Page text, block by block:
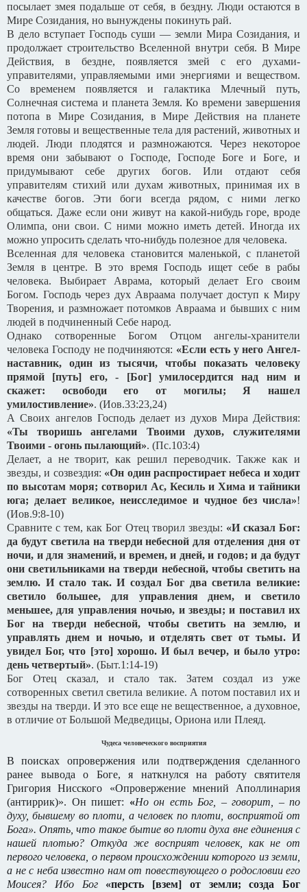
посылает змея подальше от себя, в бездну. Люди остаются в
Мире Созидания, но вынуждены покинуть рай.
В дело вступает Господь суши — земли Мира Созидания, и
продолжает строительство Вселенной внутри себя. В Мире
Действия, в бездне, появляется змей с его духами-
управителями, управляемыми ими энергиями и веществом.
Со временем появляется и галактика Млечный путь,
Солнечная система и планета Земля. Ко времени завершения
потопа в Мире Созидания, в Мире Действия на планете
Земля готовы и вещественные тела для растений, животных и
людей. Люди плодятся и размножаются. Через некоторое
время они забывают о Господе, Господе Боге и Боге, и
придумывают себе других богов. Или отдают себя
управителям стихий или духам животных, принимая их в
качестве богов. Эти боги всегда рядом, с ними легко
общаться. Даже если они живут на какой-нибудь горе, вроде
Олимпа, они свои. С ними можно иметь детей. Иногда их
можно упросить сделать что-нибудь полезное для человека.
Вселенная для человека становится маленькой, с планетой
Земля в центре. В это время Господь ищет себе в рабы
человека. Выбирает Аврама, который делает Его своим
Богом. Господь через дух Авраама получает доступ к Миру
Творения, и размножает потомков Авраама и бывших с ним
людей в подчиненный Себе народ.
Однако сотворенные Богом Отцом ангелы-хранители
человека Господу не подчиняются: «Если есть у него Ангел-
наставник, один из тысячи, чтобы показать человеку
прямой [путь] его, - [Бог] умилосердится над ним и
скажет: освободи его от могилы; Я нашел
умилостивление». (Иов.33:23,24)
А Своих ангелов Господь делает из духов Мира Действия:
«Ты творишь ангелами Твоими духов, служителями
Твоими - огонь пылающий». (Пс.103:4)
Делает, а не творит, как решил переводчик. Также как и
звезды, и созвездия: «Он один распростирает небеса и ходит
по высотам моря; сотворил Ас, Кесиль и Хима и тайники
юга; делает великое, неисследимое и чудное без числа»!
(Иов.9:8-10)
Сравните с тем, как Бог Отец творил звезды: «И сказал Бог:
да будут светила на тверди небесной для отделения дня от
ночи, и для знамений, и времен, и дней, и годов; и да будут
они светильниками на тверди небесной, чтобы светить на
землю. И стало так. И создал Бог два светила великие:
светило большее, для управления днем, и светило
меньшее, для управления ночью, и звезды; и поставил их
Бог на тверди небесной, чтобы светить на землю, и
управлять днем и ночью, и отделять свет от тьмы. И
увидел Бог, что [это] хорошо. И был вечер, и было утро:
день четвертый». (Быт.1:14-19)
Бог Отец сказал, и стало так. Затем создал из уже
сотворенных светил светила великие. А потом поставил их и
звезды на тверди. И это все еще не вещественное, а духовное,
в отличие от Большой Медведицы, Ориона или Плеяд.
Чудеса человеческого восприятия
В поисках опровержения или подтверждения сделанного
ранее вывода о Боге, я наткнулся на работу святителя
Григория Нисского «Опровержение мнений Аполлинария
(антиррик)». Он пишет: «Но он есть Бог, – говорит, – по
духу, бывшему во плоти, а человек по плоти, восприятой от
Бога». Опять, что такое бытие во плоти духа вне единения с
нашей плотью? Откуда же восприят человек, как не от
первого человека, о первом происхождении которого из земли,
а не с неба известно нам от повествующего о родословии его
Моисея? Ибо Бог «персть [взем] от земли; созда Бог